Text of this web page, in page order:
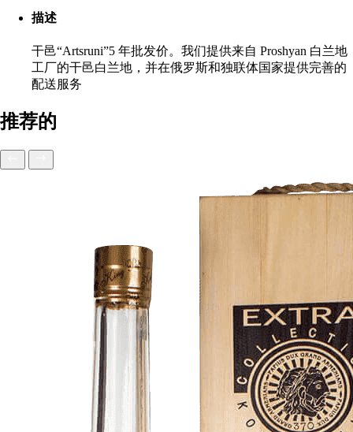
描述
干邑“Artsruni”5 年批发价。我们提供来自 Proshyan 白兰地
工厂的干邑白兰地，并在俄罗斯和独联体国家提供完善的
配送服务
推荐的